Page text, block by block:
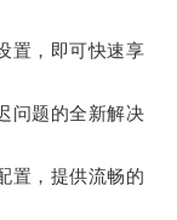
，即可快速享
题的全新解决
，提供流畅的